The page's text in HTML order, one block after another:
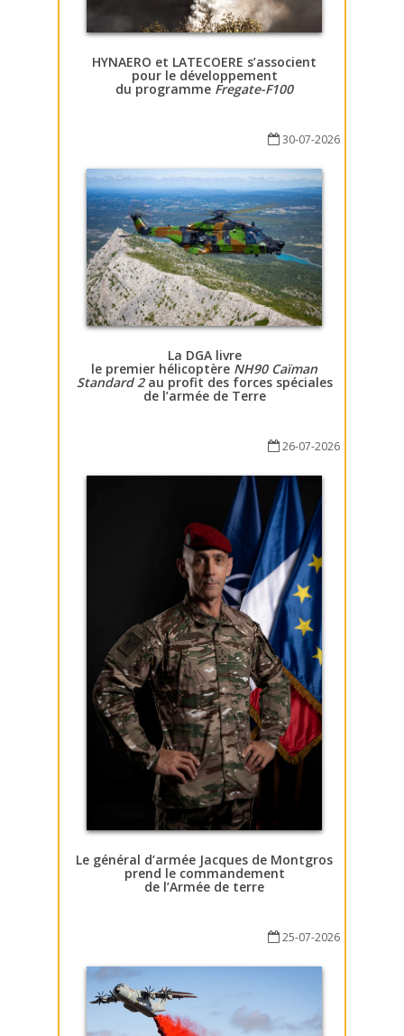
HYNAERO et LATECOERE s’associent
pour le développement
du programme Fregate-F100
30-07-2026
La DGA livre
le premier hélicoptère NH90 Caïman
Standard 2au profit des forces spéciales
de l’armée de Terre
26-07-2026
Le général d’armée Jacques de Montgros
prend le commandement
de l’Armée de terre
25-07-2026